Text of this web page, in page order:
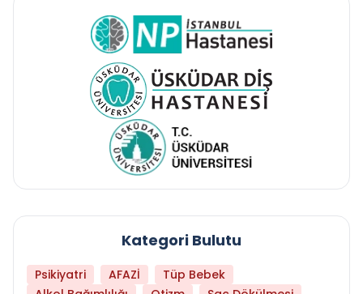
Kategori Bulutu
Psikiyatri AFAZİ
Tüp Bebek